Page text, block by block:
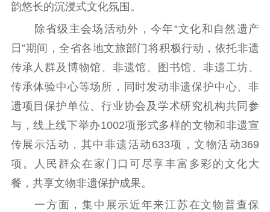
韵悠长的沉浸式文化氛围。
除省级主会场活动外，今年“文化和自然遗产
日”期间，全省各地文旅部门将积极行动，依托非遗
传承人群及博物馆、非遗馆、图书馆、非遗工坊、
传承体验中心等场所，同时发动非遗保护中心、非
遗项目保护单位、行业协会及学术研究机构共同参
与，线上线下举办1002项形式多样的文物和非遗宣
传展示活动，其中非遗活动633项，文物活动369
项。人民群众在家门口可尽享丰富多彩的文化大
餐，共享文物非遗保护成果。
一方面，集中展示近年来江苏在文物普查保